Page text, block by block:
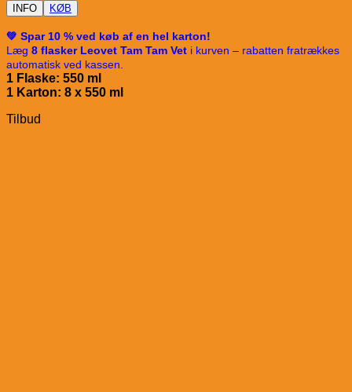
INFO KØB
💚 Spar 10 % ved køb af en hel karton!
Læg 8 flasker Leovet Tam Tam Vet i kurven – rabatten fratrækkes
automatisk ved kassen.
1 Flaske: 550 ml
1 Karton: 8 x 550 ml
Tilbud